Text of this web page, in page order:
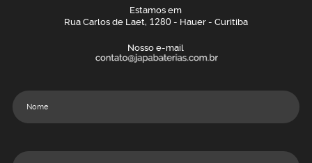
Estamos em
Rua Carlos de Laet, 1280- Hauer - Curitiba
Nosso e-mail